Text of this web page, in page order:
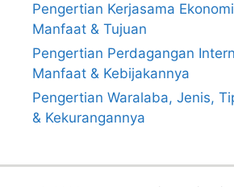
Pengertian Kerjasama
Manfaat & Tujuan
Pengertian Perdagangan
Manfaat & Kebijakannya
Pengertian Waralaba, Jenis,
& Kekurangannya